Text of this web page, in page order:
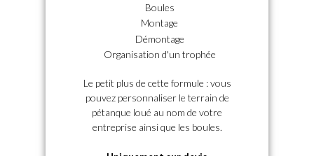
Boules
Montage
Démontage
Organisation d'un trophée
Le petit plus de cette formule : vous
pouvez personnaliser le terrain de
pétanque loué au nom de votre
entreprise ainsi que les boules.